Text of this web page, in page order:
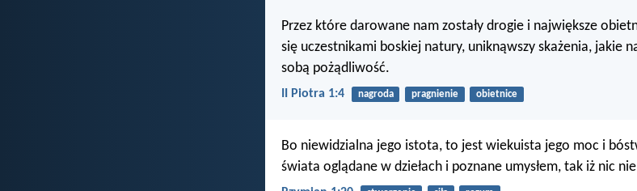
Przez które darowane nam zostały drogie i największe
się uczestnikami boskiej natury, uniknąwszy skażenia, jakie
sobą pożądliwość.
II Piotra 1:4 nagroda pragnienie obietnice
Bo niewidzialna jego istota, to jest wiekuista jego moc i
świata oglądane w dziełach i poznane umysłem, tak iż nic